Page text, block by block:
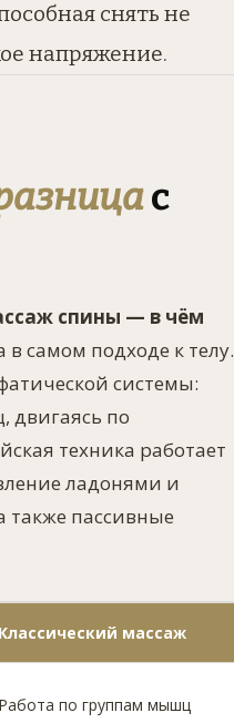
снять не
напряжение.
с
спины — в чём
самом подходе к телу.
системы:
двигаясь по
техника работает
ладонями и
пассивные
Классический массаж
Работа по группам мышц